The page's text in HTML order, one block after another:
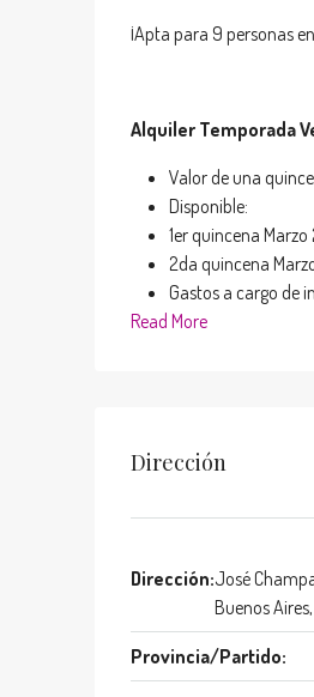
¡Apta para 9 personas
Alquiler Temporada
Valor de una
Disponible:
1er quincena
2da quincena
Gastos a cargo de
Read More
Dirección
Dirección:José
Buenos
Provincia/Partido: